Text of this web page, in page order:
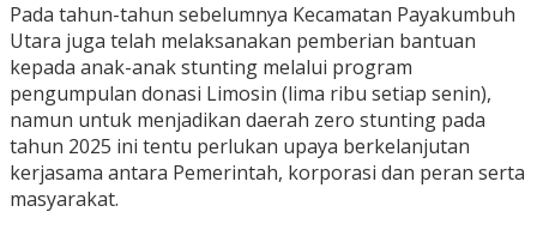
Pada tahun-tahun sebelumnya Kecamatan Payakumbuh
Utara juga telah melaksanakan pemberian bantuan
kepada anak-anak stunting melalui program
pengumpulan donasi Limosin (lima ribu setiap senin),
namun untuk menjadikan daerah zero stunting pada
tahun 2025 ini tentu perlukan upaya berkelanjutan
kerjasama antara Pemerintah, korporasi dan peran serta
masyarakat.